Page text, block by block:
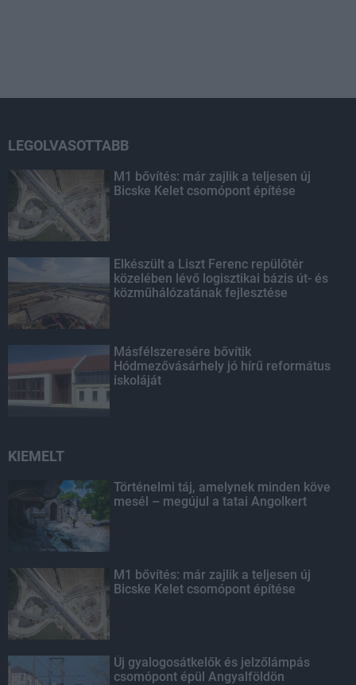
LEGOLVASOTTABB
M1 bővítés: már zajlik a teljesen új
Bicske Kelet csomópont építése
Elkészült a Liszt Ferenc repülőtér
közelében lévő logisztikai bázis út- és
közműhálózatának fejlesztése
Másfélszeresére bővítik
Hódmezővásárhely jó hírű református
iskoláját
KIEMELT
Történelmi táj, amelynek minden köve
mesél – megújul a tatai Angolkert
M1 bővítés: már zajlik a teljesen új
Bicske Kelet csomópont építése
Új gyalogosátkelők és jelzőlámpás
csomópont épül Angyalföldön